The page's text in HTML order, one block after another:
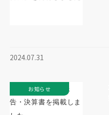
2024.07.31
お知らせ